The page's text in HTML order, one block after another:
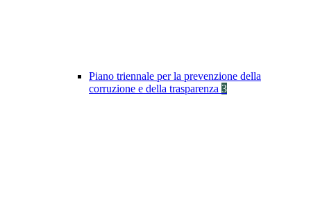
Piano triennale per la prevenzione della
corruzione e della trasparenza 3